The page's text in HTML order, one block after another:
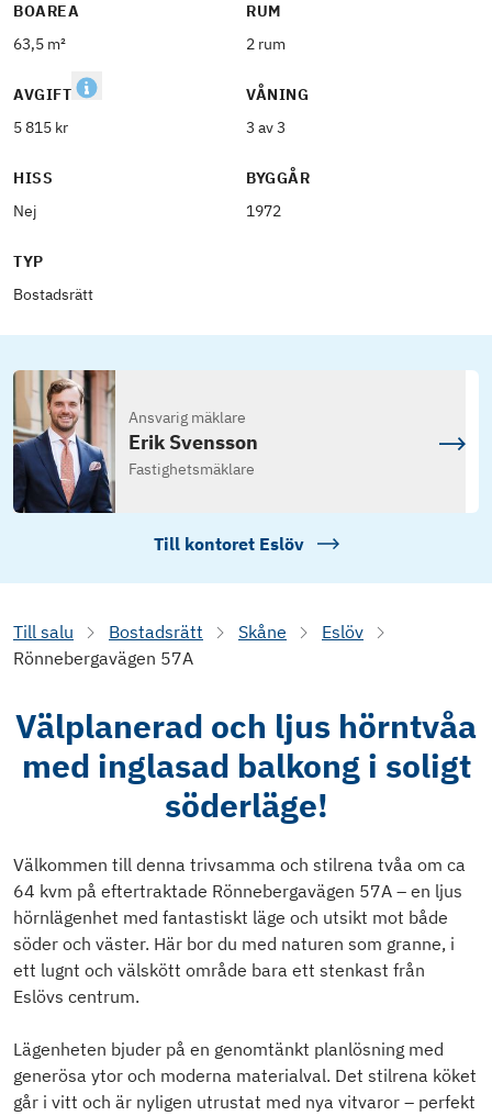
BOAREA
63,5 m²
RUM
2 rum
AVGIFT
5 815 kr
VÅNING
3 av 3
HISS
Nej
BYGGÅR
1972
TYP
Bostadsrätt
Ansvarig mäklare
Erik Svensson
Fastighetsmäklare
Till kontoret Eslöv
Till salu Bostadsrätt Skåne
Eslöv
Rönnebergavägen 57A
Välplanerad och ljus hörntvåa
med inglasad balkong i soligt
söderläge!
Välkommen till denna trivsamma och stilrena tvåa om ca
64 kvm på eftertraktade Rönnebergavägen 57A – en ljus
hörnlägenhet med fantastiskt läge och utsikt mot både
söder och väster. Här bor du med naturen som granne, i
ett lugnt och välskött område bara ett stenkast från
Eslövs centrum.
Lägenheten bjuder på en genomtänkt planlösning med
generösa ytor och moderna materialval. Det stilrena köket
går i vitt och är nyligen utrustat med nya vitvaror – perfekt